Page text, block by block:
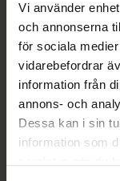
Vi använder
och annonserna
för sociala
vidarebefordrar
information från
annons- och
Dessa kan i sin
information som
koffein och
stimulera
komplex av
och styrka,
näring och
Resultatet
fylligare hår
glans –